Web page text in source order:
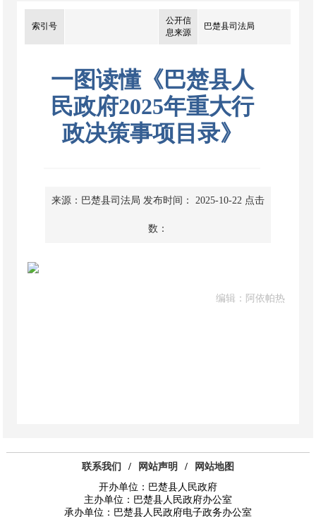
索引号
公开信
息来源
巴楚县司法局
一图读懂《巴楚县人
民政府2025年重大行
政决策事项目录》
来源：巴楚县司法局 发布时间： 2025-10-22 点击
数：
编辑：阿依帕热
联系我们 / 网站声明 /
网站地图
开办单位：巴楚县人民政府
主办单位：巴楚县人民政府办公室
承办单位：巴楚县人民政府电子政务办公室